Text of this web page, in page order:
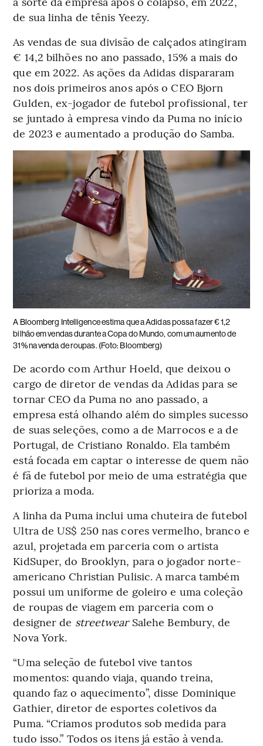
de sua linha de tênis Yeezy.
As vendas de sua divisão de calçados atingiram
€ 14,2 bilhões no ano passado, 15% a mais do
que em 2022. As ações da Adidas dispararam
nos dois primeiros anos após o CEO Bjorn
Gulden, ex-jogador de futebol profissional, ter
se juntado à empresa vindo da Puma no início
de 2023 e aumentado a produção do Samba.
A Bloomberg Intelligence estima que a Adidas possa fazer € 1,2
bilhão em vendas durante a Copa do Mundo, com um aumento de
31% na venda de roupas. (Foto: Bloomberg)
De acordo com Arthur Hoeld, que deixou o
cargo de diretor de vendas da Adidas para se
tornar CEO da Puma no ano passado, a
empresa está olhando além do simples sucesso
de suas seleções, como a de Marrocos e a de
Portugal, de Cristiano Ronaldo. Ela também
está focada em captar o interesse de quem não
é fã de futebol por meio de uma estratégia que
prioriza a moda.
A linha da Puma inclui uma chuteira de futebol
Ultra de US$ 250 nas cores vermelho, branco e
azul, projetada em parceria com o artista
KidSuper, do Brooklyn, para o jogador norte-
americano Christian Pulisic. A marca também
possui um uniforme de goleiro e uma coleção
de roupas de viagem em parceria com o
designer de streetwear Salehe Bembury, de
Nova York.
“Uma seleção de futebol vive tantos
momentos: quando viaja, quando treina,
quando faz o aquecimento”, disse Dominique
Gathier, diretor de esportes coletivos da
Puma. “Criamos produtos sob medida para
tudo isso.” Todos os itens já estão à venda.